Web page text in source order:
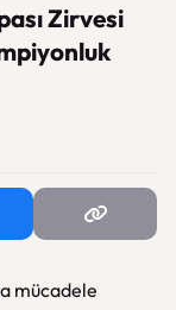
Zirvesi
mücadele